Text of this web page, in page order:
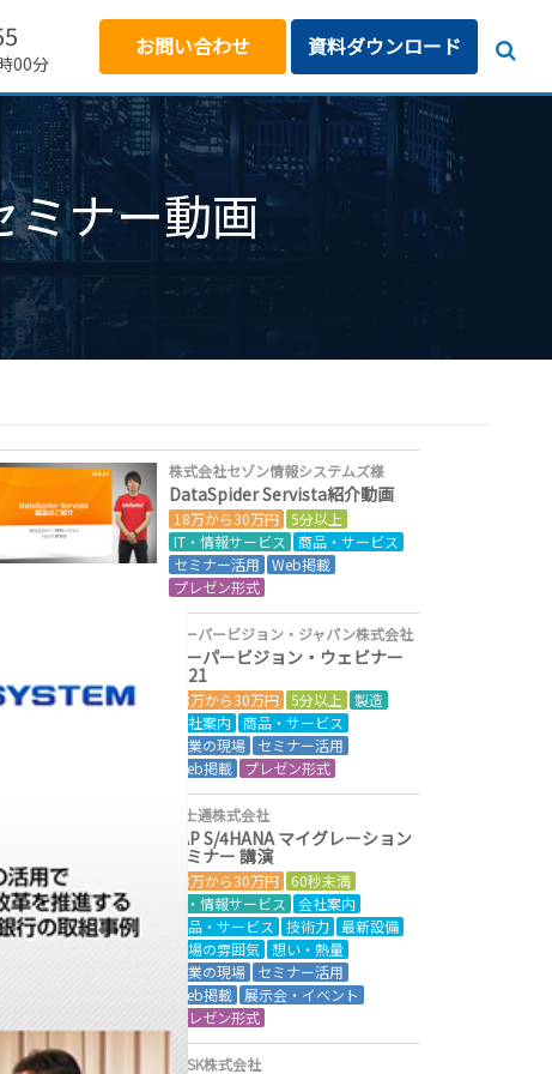
00分
お問い合わせ 資料ダウンロード
ミナー動画
株式会社セゾン情報システムズ様
DataSpider Servista紹介動画
18万から30万円 5分以上
IT・情報サービス
商品・サービス
セミナー活用
Web掲載
プレゼン形式
クーパービジョン・ジャパン株式会社
クーパービジョン・ウェビナー
2021
18万から30万円 5分以上
製造
会社案内 商品・サービス
営業の現場
セミナー活用
Web掲載
プレゼン形式
富士通株式会社
SAP S/4HANA マイグレーション
セミナー 講演
18万から30万円
60秒未満
IT・情報サービス
会社案内
商品・サービス
技術力 最新設備
現場の雰囲気
想い・熱量
営業の現場
セミナー活用
Web掲載
展示会・イベント
プレゼン形式
SCSK株式会社